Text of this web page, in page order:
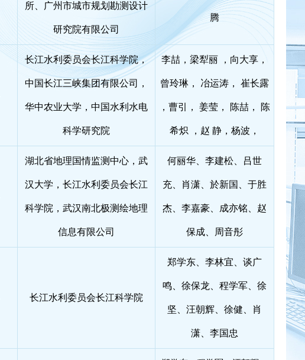
所、广州市城市规划勘测设计
研究院有限公司
腾
长江水利委员会长江科学院，
中国长江三峡集团有限公司，
华中农业大学，中国水利水电
科学研究院
李喆，梁犁丽 ，向大享，
曾玲琳， 冶运涛， 崔长露
，曹引， 姜莹， 陈喆， 陈
希炽 ，赵 静，杨波，
湖北省地理国情监测中心，武
汉大学，长江水利委员会长江
科学院，武汉南北极测绘地理
信息有限公司
何丽华、李建松、吕世
充、肖潇、於新国、于胜
杰、李嘉豪、成亦铭、赵
保成、周音彤
长江水利委员会长江科学院
郑学东、李林宜、谈广
鸣、徐保龙、程学军、徐
坚、汪朝辉、徐健、肖
潇、李国忠